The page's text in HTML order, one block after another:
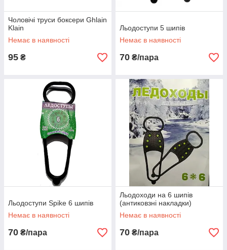
Чоловічі труси боксери Ghlain
Klain
Немає в наявності
95 ₴
Льодоступи 5 шипів
Немає в наявності
70 ₴/пара
Льодоступи Spike 6 шипів
Немає в наявності
70 ₴/пара
Льодоходи на 6 шипів
(антиковзні накладки)
Немає в наявності
70 ₴/пара